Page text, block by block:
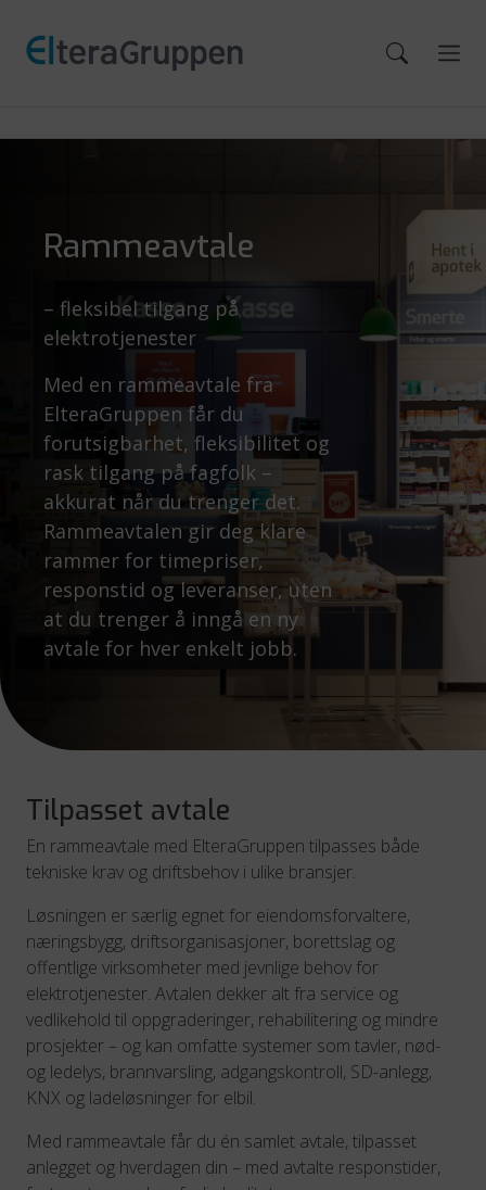
Rammeavtale
– fleksibel tilgang på
elektrotjenester
Med en rammeavtale fra
ElteraGruppen får du
forutsigbarhet, fleksibilitet og
rask tilgang på fagfolk –
akkurat når du trenger det.
Rammeavtalen gir deg klare
rammer for timepriser,
responstid og leveranser, uten
at du trenger å inngå en ny
avtale for hver enkelt jobb.
Tilpasset avtale
En rammeavtale med ElteraGruppen tilpasses både
tekniske krav og driftsbehov i ulike bransjer.
Løsningen er særlig egnet for eiendomsforvaltere,
næringsbygg, driftsorganisasjoner, borettslag og
offentlige virksomheter med jevnlige behov for
elektrotjenester. Avtalen dekker alt fra service og
vedlikehold til oppgraderinger, rehabilitering og mindre
prosjekter – og kan omfatte systemer som tavler, nød-
og ledelys, brannvarsling, adgangskontroll, SD-anlegg,
KNX og ladeløsninger for elbil.
Med rammeavtale får du én samlet avtale, tilpasset
anlegget og hverdagen din – med avtalte responstider,